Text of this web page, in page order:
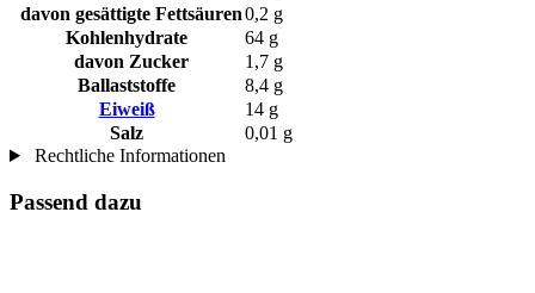
davon gesättigte Fettsäuren0,2 g
Kohlenhydrate
64 g
davon Zucker
1,7 g
Ballaststoffe
8,4 g
Eiweiß
14 g
Salz
0,01 g
Rechtliche Informationen
Passend dazu